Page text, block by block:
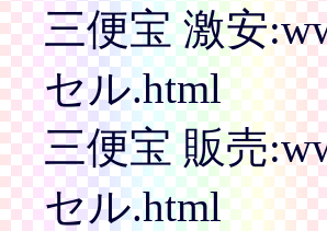
三便宝 激安
セル.html
三便宝 販売
セル.html